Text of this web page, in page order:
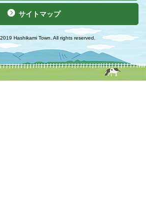
サイトマップ
Hashikami Town. All rights reserved.